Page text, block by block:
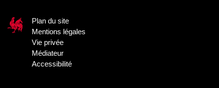
Plan du site
Mentions légales
Vie privée
Médiateur
Accessibilité